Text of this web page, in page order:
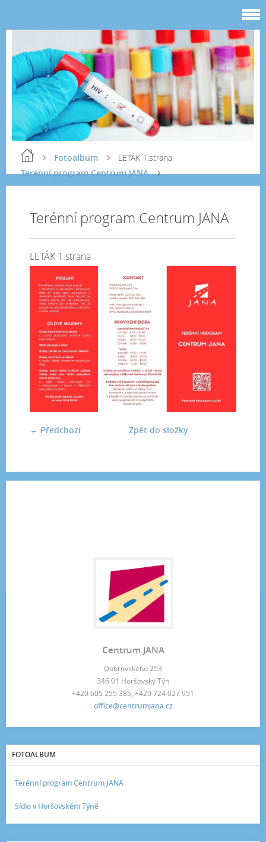
Fotoalbum
Terénní program Centrum JANA
LETÁK 1.strana
Terénní program Centrum JANA
LETÁK 1.strana
← Předchozí Zpět do složky
Centrum JANA
Dobrovského 253
346 01 Horšovský Týn
+420 605 255 385, +420 724 027 951
office@centrumjana.cz
FOTOALBUM
Terénní program Centrum JANA
Sídlo v Horšovském Týně